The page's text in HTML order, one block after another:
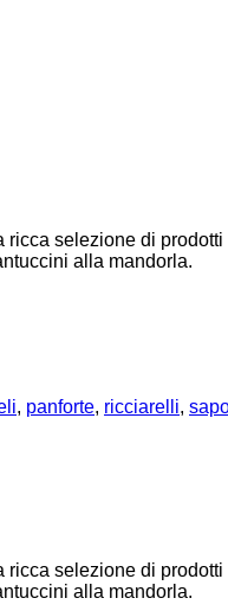
selezione di
alla mandorla.
, panforte, ricciarelli,
selezione di
alla mandorla.